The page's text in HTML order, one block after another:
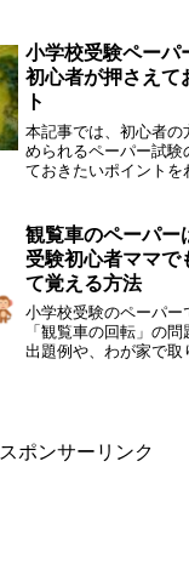
小学校受験ペーパ
初心者が押さえて
ト
本記事では、初心者の
められるペーパー試験
ておきたいポイントを
観覧車のペーパー
受験初心者ママで
て覚える方法
小学校受験のペーパー
「観覧車の回転」の問
出題例や、わが家で取
スポンサーリンク